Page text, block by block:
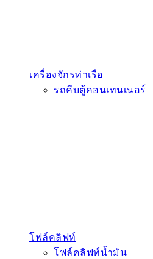
เครื่องจักรท่าเรือ
รถคีบตู้คอนเทนเนอร์
โฟล์คลิฟท์
โฟล์คลิฟท์น้ำมัน